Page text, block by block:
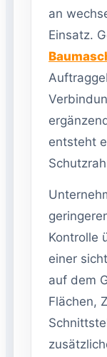
an
Einsatz.
entsteht
Kontrolle
einer
auf dem
Flächen,